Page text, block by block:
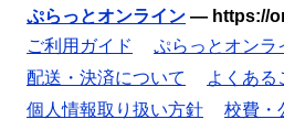
ぷらっとオンライン — https://
ご利用ガイド
ぷらっとオンラ
配送・決済について
よくある
個人情報取り扱い方針
校費・